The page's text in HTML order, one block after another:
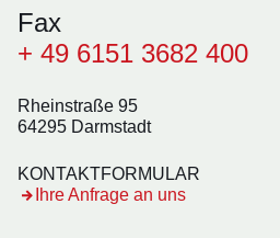
Fax
+ 49 6151 3682 400
Rheinstraße 95
64295 Darmstadt
KONTAKTFORMULAR
Ihre Anfrage an uns
Öffnet sich in einem neuen Fenster